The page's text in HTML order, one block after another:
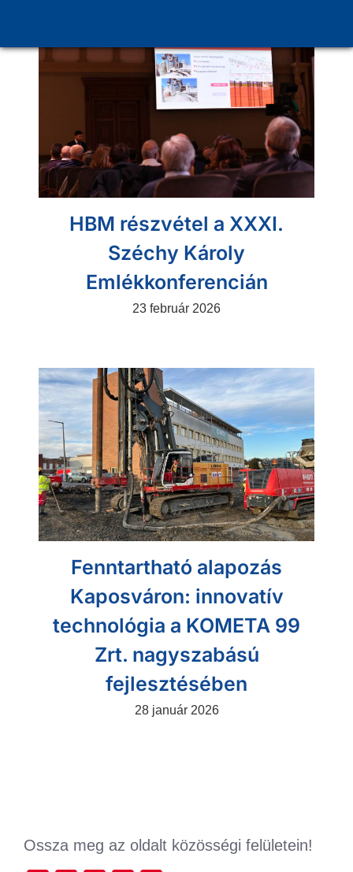
HBM részvétel a XXXI.
Széchy Károly
Emlékkonferencián
23 február 2026
Fenntartható alapozás
Kaposváron: innovatív
technológia a KOMETA 99
Zrt. nagyszabású
fejlesztésében
28 január 2026
Ossza meg az oldalt közösségi felületein!